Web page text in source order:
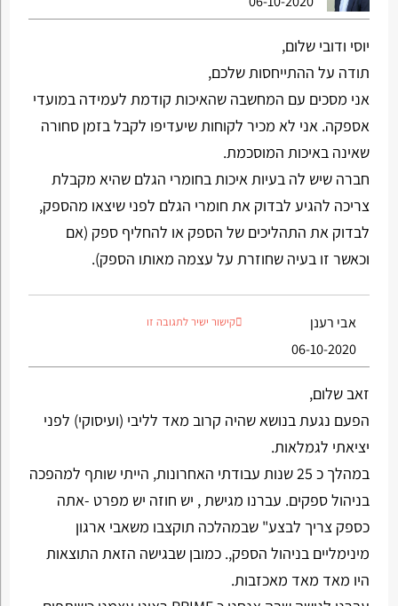
יוסי ודובי שלום,
תודה על ההתייחסות שלכם,
אני מסכים עם המחשבה שהאיכות קודמת לעמידה במועדי
אספקה. אני לא מכיר לקוחות שיעדיפו לקבל בזמן סחורה
שאינה באיכות המוסכמת.
חברה שיש לה בעיות איכות בחומרי הגלם שהיא מקבלת
צריכה להגיע לבדוק את חומרי הגלם לפני שיצאו מהספק,
לבדוק את התהליכים של הספק או להחליף ספק (אם
וכאשר זו בעיה שחוזרת על עצמה מאותו הספק).
אבי רענן
06-10-2020
קישור ישיר לתגובה זו
זאב שלום,
הפעם נגעת בנושא שהיה קרוב מאד לליבי (ועיסוקי) לפני
יציאתי לגמלאות.
במהלך כ 25 שנות עבודתי האחרונות, הייתי שותף למהפכה
בניהול ספקים. עברנו מגישת , יש חוזה יש מפרט -אתה
כספק צריך לבצע" שבמהלכה תוקצבו משאבי ארגון
מינימליים בניהול הספק,. כמובן שבגישה הזאת התוצאות
היו מאד מאד מאכזבות.